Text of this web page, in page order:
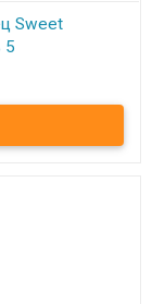
Sweet
5
из 6 - ти
махра, 70%
Sweet